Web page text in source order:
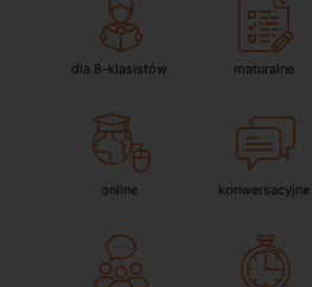
dla 8-klasistów maturalne
online konwersacyjne